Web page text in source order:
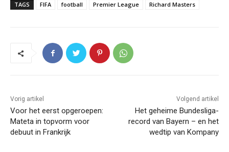
TAGS FIFA football Premier League Richard Masters
Vorig artikel
Voor het eerst opgeroepen:
Mateta in topvorm voor
debuut in Frankrijk
Volgend artikel
Het geheime Bundesliga-
record van Bayern – en het
wedtip van Kompany